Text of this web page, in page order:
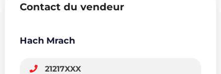
Contact du vendeur
Hach Mrach
21217XXX